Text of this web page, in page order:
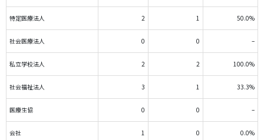
特定医療法人 2 1 50.0%
社会医療法人 0 0 –
私立学校法人 2 2 100.0%
社会福祉法人 3 1 33.3%
医療生協 0 0 –
会社 1 0 0.0%